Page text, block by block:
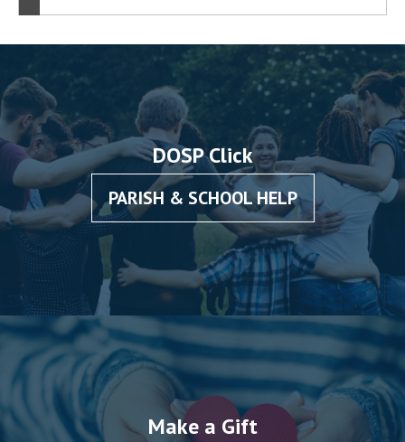
DOSP Click
PARISH & SCHOOL HELP
Make a Gift